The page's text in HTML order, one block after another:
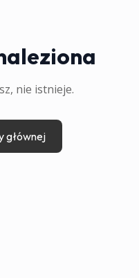
nie istnieje.
głównej